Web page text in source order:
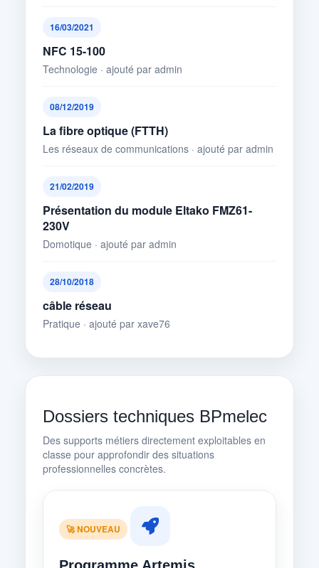
16/03/2021
NFC 15-100
Technologie · ajouté par admin
08/12/2019
La fibre optique (FTTH)
Les réseaux de communications · ajouté par admin
21/02/2019
Présentation du module Eltako FMZ61-
230V
Domotique · ajouté par admin
28/10/2018
câble réseau
Pratique · ajouté par xave76
Dossiers techniques BPmelec
Des supports métiers directement exploitables en
classe pour approfondir des situations
professionnelles concrètes.
🚀 NOUVEAU